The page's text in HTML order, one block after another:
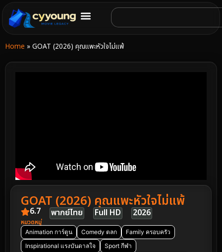
Home » GOAT (2026) คุณแพะหัวใจไม่แพ้
GOAT (2026) คุณแพะหัวใจไม่แพ้
6.7 พากย์ไทย Full HD 2026
หมวดหมู่
Animation การ์ตูน Comedy ตลก
Family ครอบครัว
Inspirational แรงบันดาลใจ
Sport กีฬา